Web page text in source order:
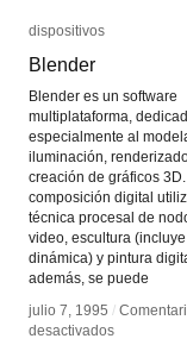
dispositivos
Blender
Blender es un software
multiplataforma,
especialmente al
iluminación,
creación de gráficos
composición digital
técnica procesal de
video, escultura
dinámica) y pintura
además, se puede
julio 7, 1995 /
desactivadosen
dispositivos
Blender
julio 7, 1995 /
desactivadosen